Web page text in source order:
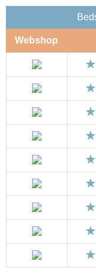
Webshop